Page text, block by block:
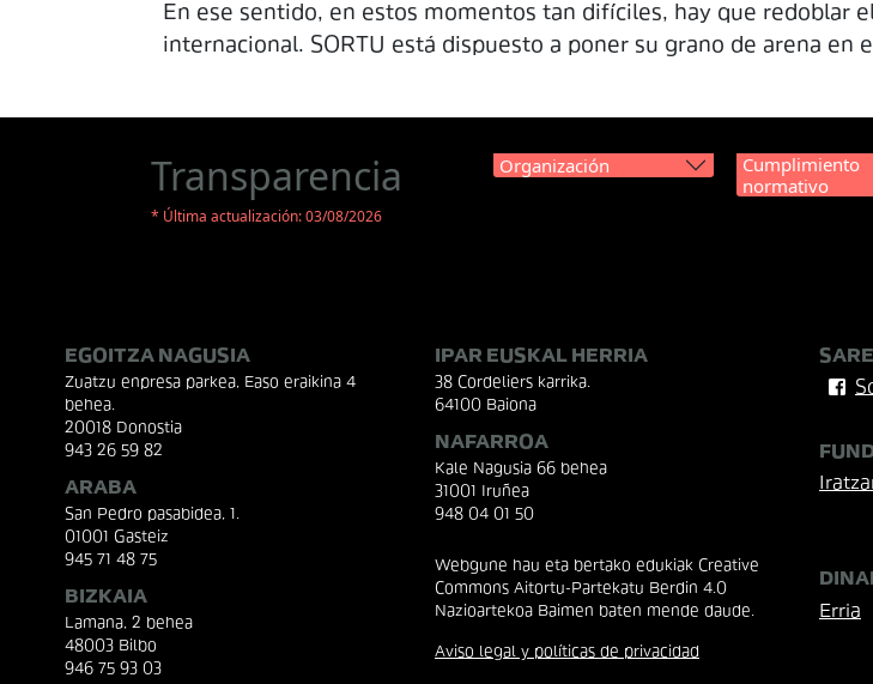
En ese sentido, en estos momentos tan difíciles, hay que redoblar
internacional. SORTU está dispuesto a poner su grano de arena en
Transparencia
* Última actualización: 03/08/2026
Organización
Cumplimiento
normativo
EGOITZA NAGUSIA
Zuatzu enpresa parkea, Easo eraikina 4
behea.
20018 Donostia
943 26 59 82
ARABA
San Pedro pasabidea, 1.
01001 Gasteiz
945 71 48 75
BIZKAIA
Lamana, 2 behea
48003 Bilbo
946 75 93 03
IPAR EUSKAL HERRIA
38 Cordeliers karrika.
64100 Baiona
NAFARROA
Kale Nagusia 66 behea
31001 Iruñea
948 04 01 50
Webgune hau eta bertako edukiak Creative
Commons Aitortu-Partekatu Berdin 4.0
Nazioartekoa Baimen baten mende daude.
Aviso legal y políticas de privacidad
Erria